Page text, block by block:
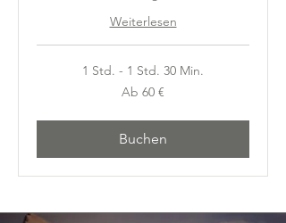
Weiterlesen
1 Std. - 1 Std. 30 Min.
Ab 60 €
Buchen